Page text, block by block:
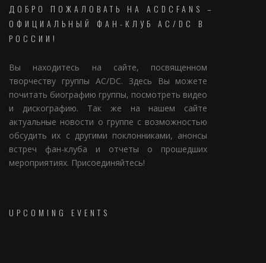
ДОБРО ПОЖАЛОВАТЬ НА ACDCFANS –
ОФИЦИАЛЬНЫЙ ФАН-КЛУБ AC/DC В
РОССИИ!
Вы находитесь на сайте, посвященном
творчеству группы AC/DC. Здесь Вы можете
почитать биографию группы, посмотреть видео
и дискографию. Так же на нашем сайте
актуальные новости о группе с возможностью
обсудить их с другими поклонниками, анонсы
встреч фан-клуба и отчеты о прошедших
мероприятиях. Присоединяйтесь!
UPCOMING EVENTS